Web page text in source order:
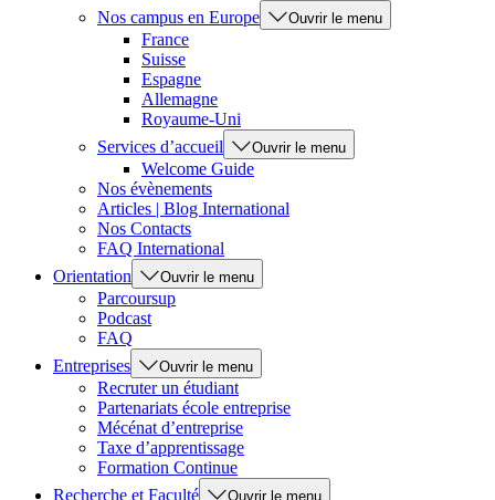
Nos campus en Europe
Ouvrir le menu
France
Suisse
Espagne
Allemagne
Royaume-Uni
Services d’accueil
Ouvrir le menu
Welcome Guide
Nos évènements
Articles | Blog International
Nos Contacts
FAQ International
Orientation
Ouvrir le menu
Parcoursup
Podcast
FAQ
Entreprises
Ouvrir le menu
Recruter un étudiant
Partenariats école entreprise
Mécénat d’entreprise
Taxe d’apprentissage
Formation Continue
Recherche et Faculté
Ouvrir le menu